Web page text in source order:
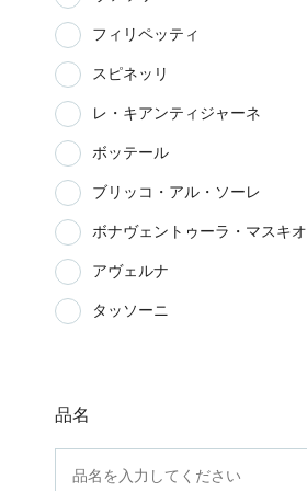
フィリペッティ
スピネッリ
レ・キアンティジャーネ
ボッテール
ブリッコ・アル・ソーレ
ボナヴェントゥーラ・マスキオ
アヴェルナ
タッソーニ
品名